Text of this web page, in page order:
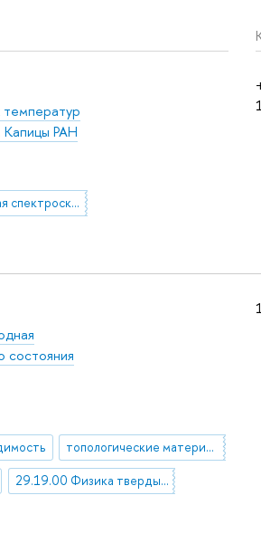
температур
Капицы РАН
терагерцовая спектроскопия
состояния
топологические материалы
29.19.00 Физика твердых тел